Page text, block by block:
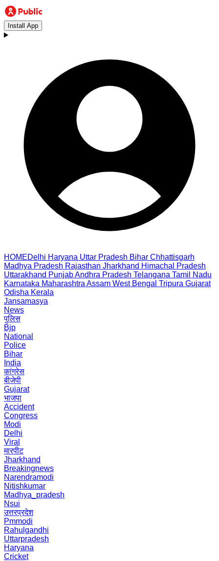
Install App
HOMEDelhi Haryana Uttar Pradesh Bihar Chhattisgarh
Madhya Pradesh Rajasthan Jharkhand Himachal Pradesh
Uttarakhand PunjabAndhra Pradesh Telangana Tamil Nadu
Karnataka Maharashtra Assam West Bengal Tripura Gujarat
Odisha Kerala
Jansamasya
News
पुलिस
Bjp
National
Police
Bihar
India
कांग्रेस
बीजेपी
Gujarat
भाजपा
Accident
Congress
Modi
Delhi
Viral
मारपीट
Jharkhand
Breakingnews
Narendramodi
Nitishkumar
Madhya_pradesh
Nsui
उत्तरप्रदेश
Pmmodi
Rahulgandhi
Uttarpradesh
Haryana
Cricket